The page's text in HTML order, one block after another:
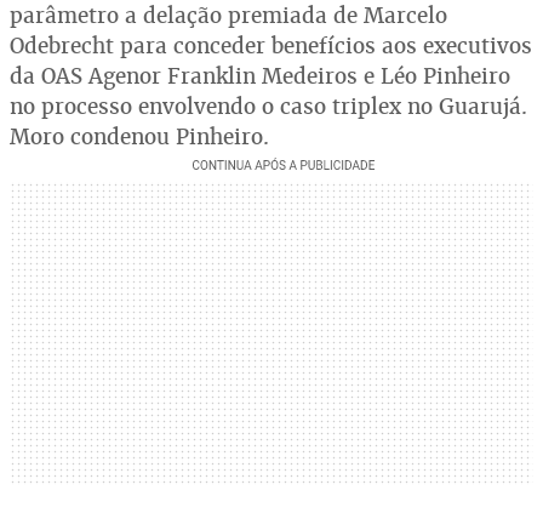
parâmetro a delação premiada de Marcelo
Odebrecht para conceder benefícios aos executivos
da OAS Agenor Franklin Medeiros e Léo Pinheiro
no processo envolvendo o caso triplex no Guarujá.
Moro condenou Pinheiro.